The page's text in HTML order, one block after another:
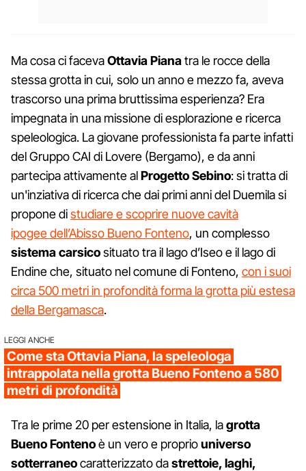
Ma cosa ci facevaOttavia Pianatra le rocce della
stessa grotta in cui, solo un anno e mezzo fa, aveva
trascorso una prima bruttissima esperienza? Era
impegnata in una missione di esplorazione e ricerca
speleologica. La giovane professionista fa parte infatti
del Gruppo CAI di Lovere (Bergamo), e da anni
partecipa attivamente alProgetto Sebino: si tratta di
un'inziativa di ricerca che dai primi anni del Duemila si
propone distudiare e scoprire nuove cavità
ipogee dell’Abisso Bueno Fonteno, un complesso
sistema carsicosituato tra il lago d’Iseo e il lago di
Endine che, situato nel comune di Fonteno, con i suoi
circa 500 metri in profondità forma la grotta più estesa
della Bergamasca.
LEGGI ANCHE
Come sta Ottavia Piana, la speleologa
intrappolata nella grotta Bueno Fonteno a 580
metri di profondità
Tra le prime 20 per estensione in Italia, lagrotta
Bueno Fontenoè un vero e propriouniverso
sotterraneocaratterizzato dastrettoie, laghi,